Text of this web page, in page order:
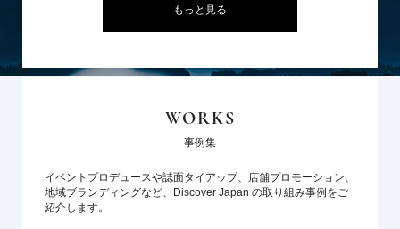
もっと見る
WORKS
事例集
イベントプロデュースや誌面タイアップ、店舗プロモーション、
地域ブランディングなど、Discover Japan の取り組み事例をご
紹介します。